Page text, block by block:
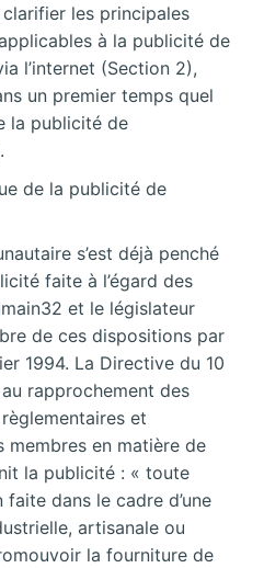
les principales
à la publicité de
l’internet (Section 2),
un premier temps quel
la publicité de
de la publicité de
s’est déjà penché
faite à l’égard des
et le législateur
de ces dispositions par
1994. La Directive du 10
rapprochement des
et
membres en matière de
la publicité : « toute
dans le cadre d’une
artisanale ou
la fourniture de